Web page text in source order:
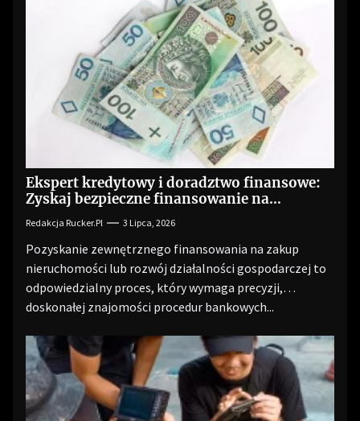
Ekspert kredytowy i doradztwo finansowe:
Zyskaj bezpieczne finansowanie na
Redakcja Rucker.pl 3 Lipca, 2026
Pozyskanie zewnętrznego finansowania na zakup
nieruchomości lub rozwój działalności gospodarczej to
odpowiedzialny proces, który wymaga precyzji,
doskonałej znajomości procedur bankowych...